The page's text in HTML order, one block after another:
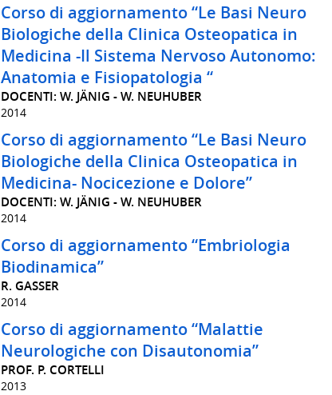
Corso di aggiornamento “Le Basi Neuro
Biologiche della Clinica Osteopatica in
Medicina -Il Sistema Nervoso Autonomo:
Anatomia e Fisiopatologia “
DOCENTI: W. JÄNIG - W. NEUHUBER
2014
Corso di aggiornamento “Le Basi Neuro
Biologiche della Clinica Osteopatica in
Medicina- Nocicezione e Dolore”
DOCENTI: W. JÄNIG - W. NEUHUBER
2014
Corso di aggiornamento “Embriologia
Biodinamica”
R. GASSER
2014
Corso di aggiornamento “Malattie
Neurologiche con Disautonomia”
PROF. P. CORTELLI
2013